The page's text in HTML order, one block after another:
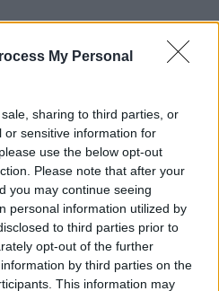
My Personal
sharing to third parties, or
or sensitive information for
use the below opt-out
Please note that after your
you may continue seeing
personal information utilized by
to third parties prior to
opt-out of the further
by third parties on the
This information may
i
pelle perfetta
per un’idratazione al naturale